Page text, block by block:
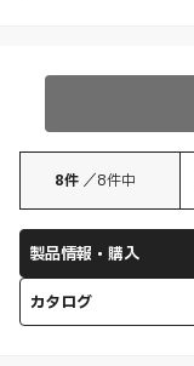
8件 ／8件中
製品情報・購入
カタログ